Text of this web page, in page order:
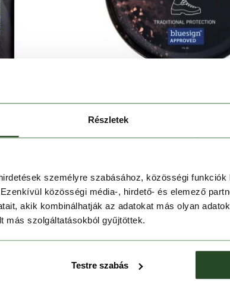
Részletek
személyre szabásához, közösségi
közösségi média-, hirdető- és elemező
akik kombinálhatják az adatokat más olyan
szolgáltatásokból gyűjtöttek.
Testre szabás
300ML
1 490 Ft